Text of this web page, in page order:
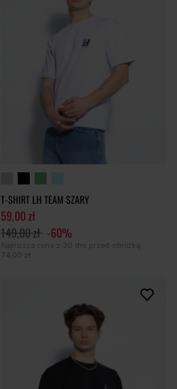
T-SHIRT LH TEAM SZARY
59,00 zł
149,00 zł -60%
Najniższa cena z 30 dni przed obniżką
74,00 zł